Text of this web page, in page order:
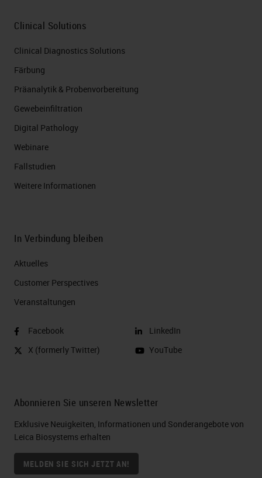
Clinical Solutions
Clinical Diagnostics Solutions
Färbung
Präanalytik & Probenvorbereitung
Gewebeinfiltration
Digital Pathology
Webinare
Fallstudien
Weitere Informationen
In Verbindung bleiben
Aktuelles
Customer Perspectives​
Veranstaltungen
Facebook
X (formerly Twitter)
LinkedIn
YouTube
Abonnieren Sie unseren Newsletter
Exklusive Neuigkeiten, Informationen und Sonderangebote von
Leica Biosystems erhalten
MELDEN SIE SICH JETZT AN!